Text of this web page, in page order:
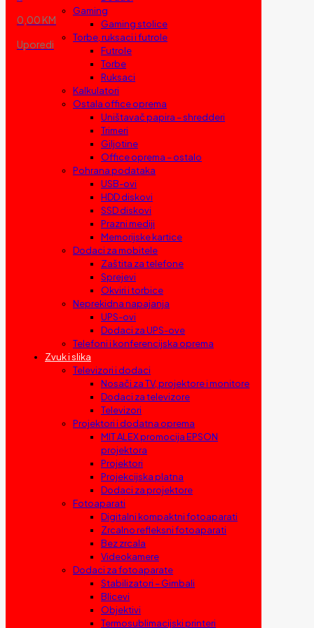
0,00 KM
Uporedi
Gaming
Gaming stolice
Torbe, ruksaci i futrole
Futrole
Torbe
Ruksaci
Kalkulatori
Ostala office oprema
Uništavač papira – shredderi
Trimeri
Giljotine
Office oprema – ostalo
Pohrana podataka
USB-ovi
HDD diskovi
SSD diskovi
Prazni mediji
Memorijske kartice
Dodaci za mobitele
Zaštita za telefone
Sprejevi
Okviri i torbice
Neprekidna napajanja
UPS-ovi
Dodaci za UPS-ove
Telefoni i konferencijska oprema
Zvuk i slika
Televizori i dodaci
Nosači za TV, projektore i monitore
Dodaci za televizore
Televizori
Projektori i dodatna oprema
MIT ALEX promocija EPSON
projektora
Projektori
Projekcijska platna
Dodaci za projektore
Fotoaparati
Digitalni kompaktni fotoaparati
Zrcalno refleksni fotoaparati
Bez zrcala
Videokamere
Dodaci za fotoaparate
Stabilizatori – Gimbali
Blicevi
Objektivi
Termosublimacijski printeri